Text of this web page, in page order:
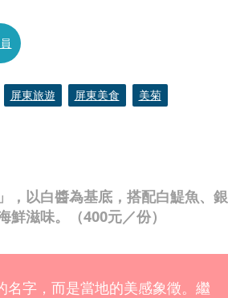
，以白醬為基底，搭配白鯷魚、銀
滋味。（400元／份）
屏東旅遊 屏東美食
美菊
字，而是當地的美感象徵。繼